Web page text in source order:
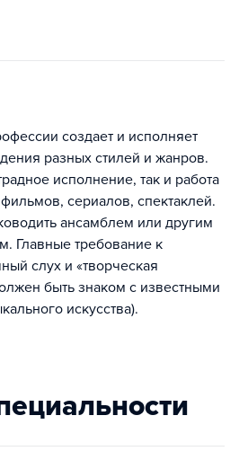
создает и исполняет
разных стилей и жанров.
исполнение, так и работа
сериалов, спектаклей.
ансамблем или другим
Главные требование к
слух и «творческая
быть знаком с известными
искусства).